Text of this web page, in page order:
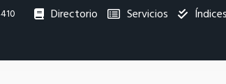
Directorio Servicios